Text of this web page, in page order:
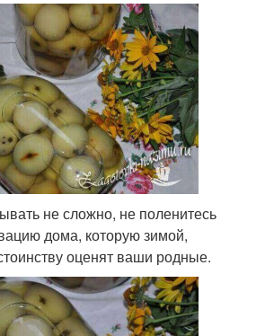
не сложно, не поленитесь
дома, которую зимой,
оценят ваши родные.